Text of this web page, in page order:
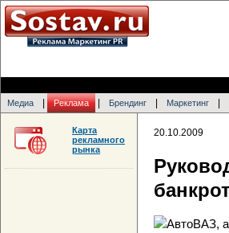
Медиа Реклама Брендинг Маркетинг
20.10.2009
Карта
рекламного
рынка